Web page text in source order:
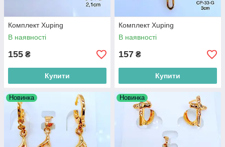
Комплект Xuping
В наявності
155 ₴
Купити
Комплект Xuping
В наявності
157 ₴
Купити
Новинка Новинка